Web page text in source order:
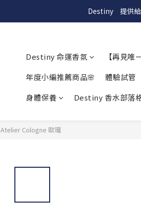
Destiny　提供
Destiny 命運香氛
【再見
年度小編推薦商品🌸
體驗試管
身體保養
Destiny 香水部落
Atelier Cologne 歐瓏